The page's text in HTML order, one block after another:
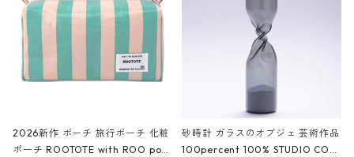
ーガンディー、オフホワイト
2026新作 ポーチ 旅行ポーチ 化粧
ポーチ ROOTOTE with ROO pou
砂時計 ガラスのオブジェ 芸術作品
100percent 100% STUDIO COH